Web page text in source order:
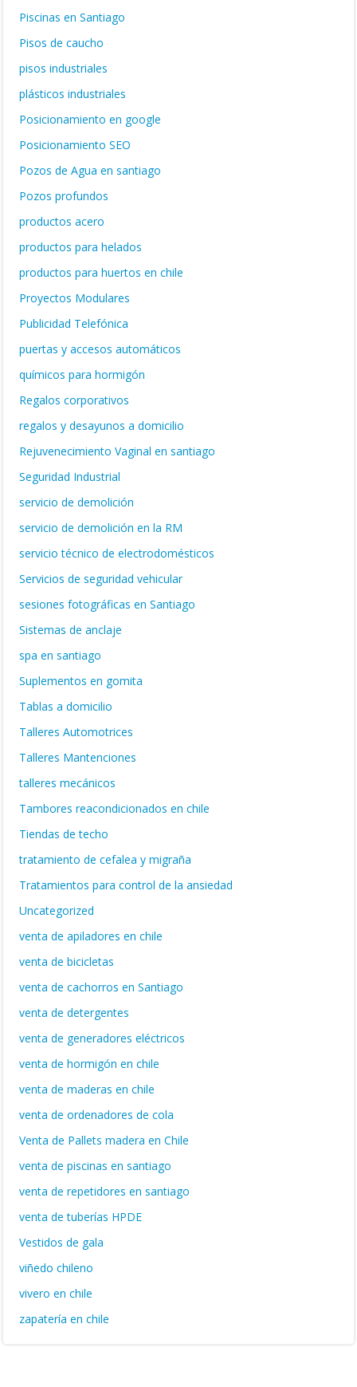
Piscinas en Santiago
Pisos de caucho
pisos industriales
plásticos industriales
Posicionamiento en google
Posicionamiento SEO
Pozos de Agua en santiago
Pozos profundos
productos acero
productos para helados
productos para huertos en chile
Proyectos Modulares
Publicidad Telefónica
puertas y accesos automáticos
químicos para hormigón
Regalos corporativos
regalos y desayunos a domicilio
Rejuvenecimiento Vaginal en santiago
Seguridad Industrial
servicio de demolición
servicio de demolición en la RM
servicio técnico de electrodomésticos
Servicios de seguridad vehicular
sesiones fotográficas en Santiago
Sistemas de anclaje
spa en santiago
Suplementos en gomita
Tablas a domicilio
Talleres Automotrices
Talleres Mantenciones
talleres mecánicos
Tambores reacondicionados en chile
Tiendas de techo
tratamiento de cefalea y migraña
Tratamientos para control de la ansiedad
Uncategorized
venta de apiladores en chile
venta de bicicletas
venta de cachorros en Santiago
venta de detergentes
venta de generadores eléctricos
venta de hormigón en chile
venta de maderas en chile
venta de ordenadores de cola
Venta de Pallets madera en Chile
venta de piscinas en santiago
venta de repetidores en santiago
venta de tuberías HPDE
Vestidos de gala
viñedo chileno
vivero en chile
zapatería en chile